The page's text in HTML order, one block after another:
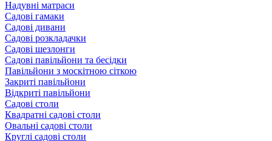
Надувні матраси
Садові гамаки
Садові дивани
Садові розкладачки
Садові шезлонги
Садові павільйони та бесідки
Павільйони з москітною сіткою
Закриті павільйони
Відкриті павільйони
Садові столи
Квадратні садові столи
Овальні садові столи
Круглі садові столи